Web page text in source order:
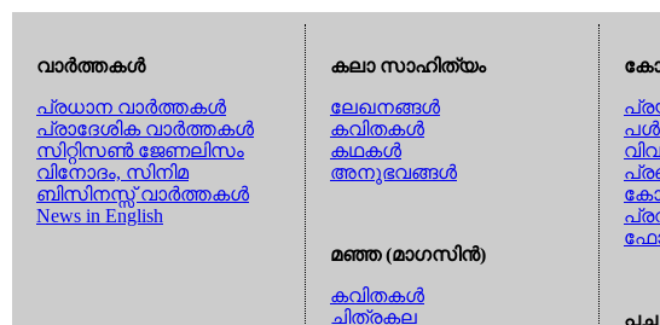
വാര്‍ത്തകള്‍
പ്രധാന വാര്‍ത്തകള്‍
പ്രാദേശിക വാര്‍ത്തകള്‍
സിറ്റിസണ്‍ ജേണലിസം
വിനോദം, സിനിമ
ബിസിനസ്സ് വാര്‍ത്തകള്‍
News in English
കലാ സാഹിത്യം
ലേഖനങ്ങള്‍
കവിതകള്‍
കഥകള്‍
അനുഭവങ്ങള്‍
മഞ്ഞ (മാഗസിന്‍)
കവിതകള്‍
ചിത്രകല